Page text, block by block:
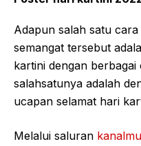
Adapun salah satu
semangat tersebut
kartini dengan berbagai
salahsatunya adalah
ucapan selamat hari
Melalui saluran kanalmu